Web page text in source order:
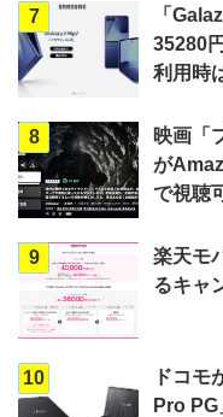
7
「
35280
利用時
8
映画「
が
で視聴
9
楽天モ
るキャ
10
ドコモ
Pro PG